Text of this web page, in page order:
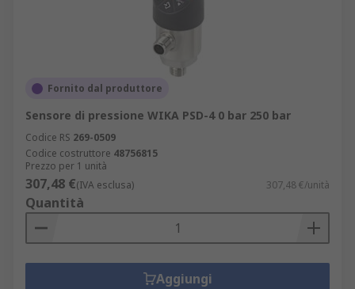
Fornito dal produttore
Sensore di pressione WIKA PSD-4 0 bar 250 bar
Codice RS 269-0509
Codice costruttore 48756815
Prezzo per 1 unità
307,48 €(IVA esclusa) 307,48 €/unità
Quantità
Aggiungi